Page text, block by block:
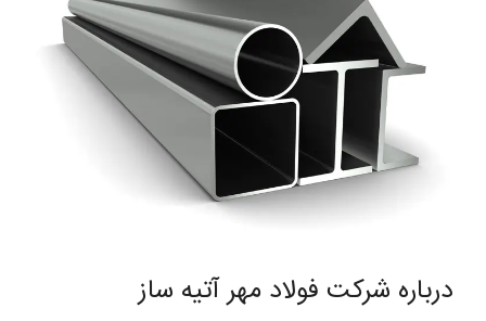
درباره شرکت فولاد مهر آتیه ساز